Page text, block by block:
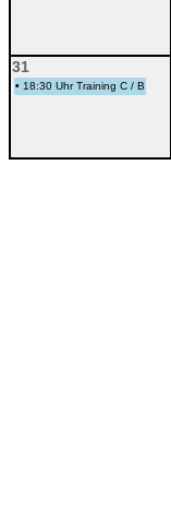
31
• 18:30 Uhr Training C / B